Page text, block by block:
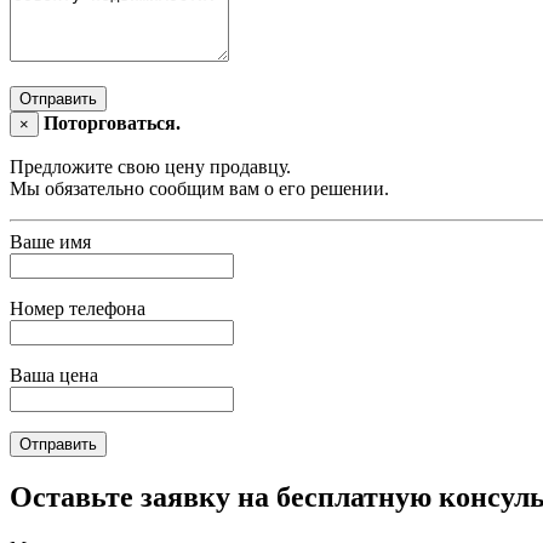
Отправить
×
Поторговаться.
Предложите свою цену продавцу.
Мы обязательно сообщим вам о его решении.
Ваше имя
Номер телефона
Ваша цена
Отправить
Оставьте заявку на бесплатную